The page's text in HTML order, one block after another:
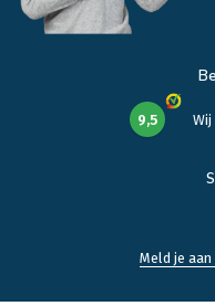
9,5 Wij
Meld je